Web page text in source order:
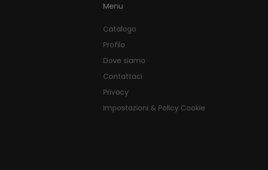
Menu
Catalogo
Profilo
Dove siamo
Contattaci
Privacy
Impostazioni & Policy Cookie